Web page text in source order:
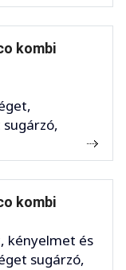
kombi
kombi
kényelmet és
sugárzó,